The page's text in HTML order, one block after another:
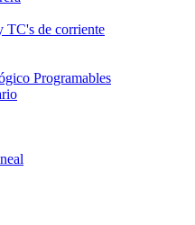
TC's de corriente
Programables